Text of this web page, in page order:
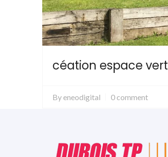
céation espace vert
By eneodigital 0 comment